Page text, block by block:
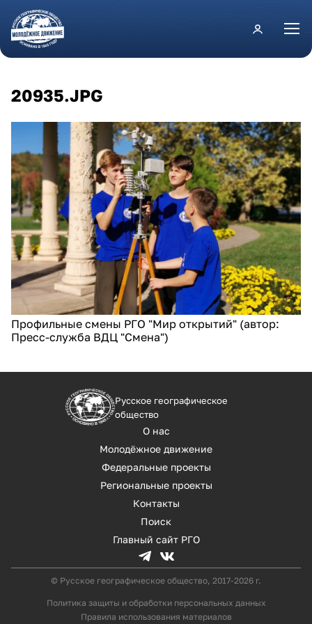
Перейти к основному содержанию
20935.JPG
Профильные смены РГО "Мир открытий" (автор:
Пресс-служба ВДЦ "Смена")
Русское географическое
общество
О нас
Молодёжное движение
Федеральные проекты
Региональные проекты
Контакты
Поиск
Главный сайт РГО
© Русское географическое общество, 2017-2026 г.
Политика защиты и обработки персональных данных
Правила использования материалов